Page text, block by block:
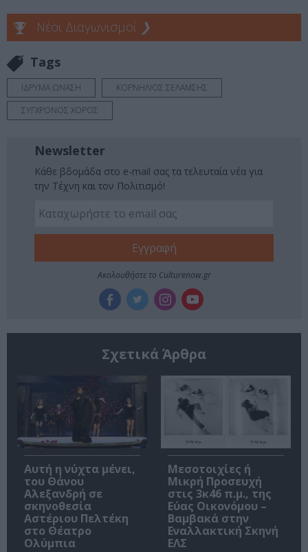
Νέοι Διαγωνισμοί ❯
Tags
ΙΔΡΥΜΑ ΩΝΑΣΗ
ΚΟΡΝΗΛΙΟΣ ΣΕΛΑΜΣΗΣ
ΣΥΓΧΡΟΝΟΣ ΧΟΡΟΣ
Newsletter
Κάθε βδομάδα στο e-mail σας τα τελευταία νέα για
την Τέχνη και τον Πολιτισμό!
Ακολουθήστε το Culturenow.gr
Σχετικά Άρθρα
Αυτή η νύχτα μένει,
του Θάνου
Αλεξανδρή σε
σκηνοθεσία
Αστέριου Πελτέκη
στο Θέατρο
Ολύμπια
Μεσοτοιχίες ή
Μικρή Προσευχή
στις 3κ46 π.μ., της
Εύας Οικονόμου –
Βαμβακά στην
Εναλλακτική Σκηνή
ΕΛΣ